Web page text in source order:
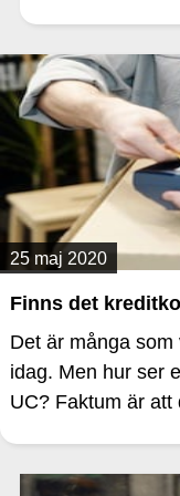
25 maj 2020
Finns det
Det är många
idag. Men hur ser
UC? Faktum är att